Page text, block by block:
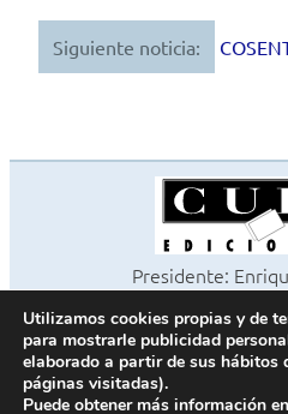
de
entradas
Siguiente noticia:
Presidente:
©2026 Revista
Todos los
Paseo de Gracia, 63. 1º 2ª.
Utilizamos cookies propias y de
para mostrarle publicidad
elaborado a partir de sus hábitos
páginas visitadas).
Puede obtener más información